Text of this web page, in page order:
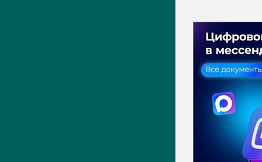
ПРЕСС-ЦЕНТР
Актуально
Новости
Фото